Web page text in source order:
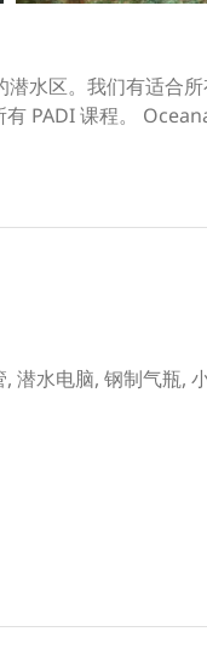
水区。我们有适合所
PADI 课程。
潜水电脑, 钢制气瓶,